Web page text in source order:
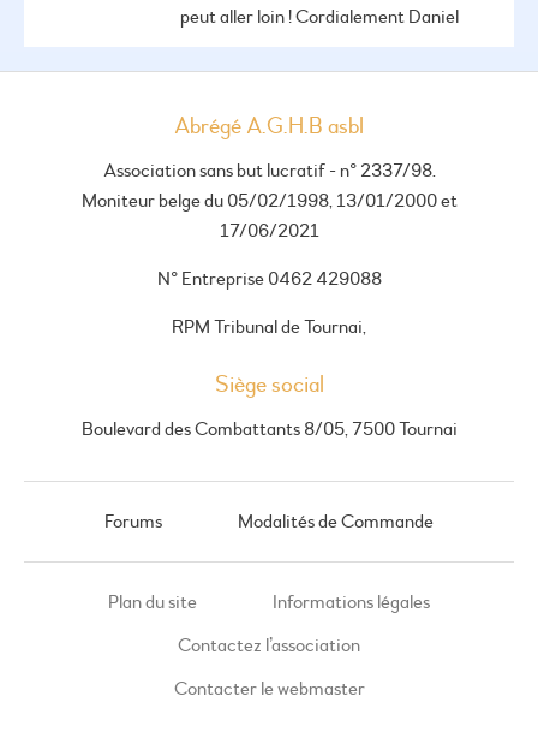
peut aller loin !Cordialement Daniel
Abrégé A.G.H.B asbl
Association sans but lucratif - n° 2337/98.
Moniteur belge du 05/02/1998, 13/01/2000 et
17/06/2021
N° Entreprise 0462 429088
RPM Tribunal de Tournai,
Siège social
Boulevard des Combattants 8/05, 7500 Tournai
Forums Modalités de Commande
Plan du site
Informations légales
Contactez l’association
Contacter le webmaster